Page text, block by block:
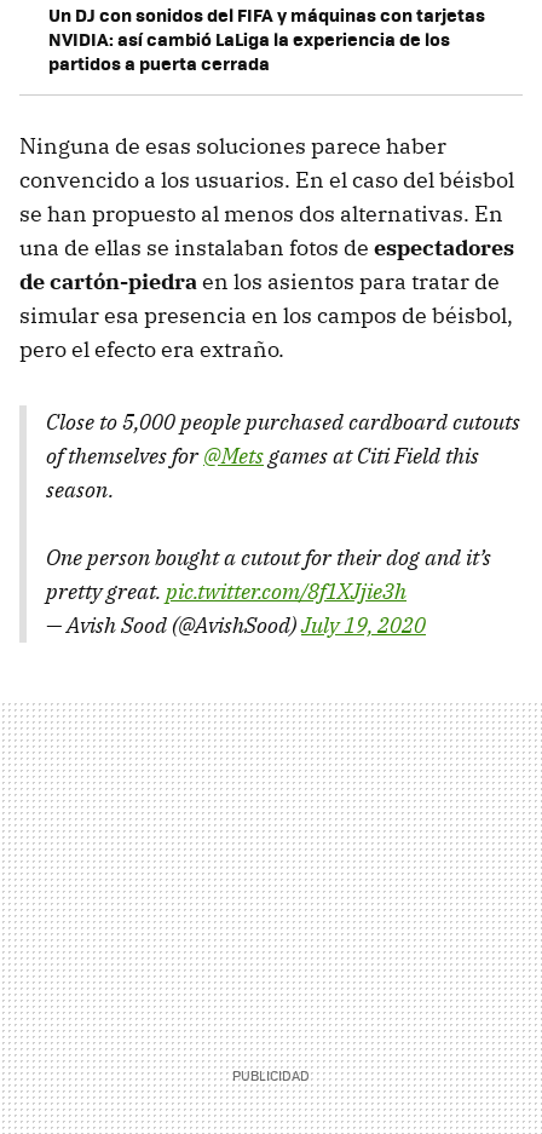
Un DJ con sonidos del FIFA y máquinas con tarjetas
NVIDIA: así cambió LaLiga la experiencia de los
partidos a puerta cerrada
Ninguna de esas soluciones parece haber
convencido a los usuarios. En el caso del béisbol
se han propuesto al menos dos alternativas. En
una de ellas se instalaban fotos de espectadores
de cartón-piedraen los asientos para tratar de
simular esa presencia en los campos de béisbol,
pero el efecto era extraño.
Close to 5,000 people purchased cardboard cutouts
of themselves for@Metsgames at Citi Field this
season.
One person bought a cutout for their dog and it’s
pretty great. pic.twitter.com/8f1XJjie3h
— Avish Sood (@AvishSood)July 19, 2020